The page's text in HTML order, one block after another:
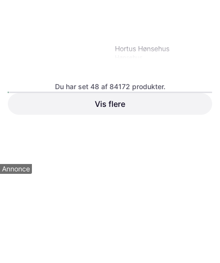
Hortus Hønsehus
Du har set 48 af 84172 produkter.
Vis flere
Annonce